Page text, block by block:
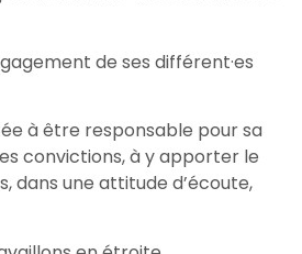
de ses différent·es
à être responsable pour sa
convictions, à y apporter le
dans une attitude d’écoute,